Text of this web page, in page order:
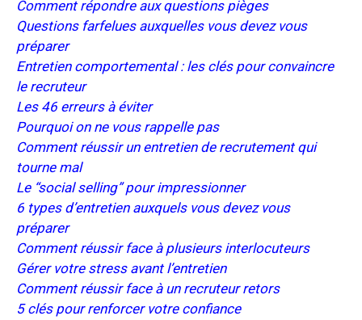
Comment répondre aux questions pièges
Questions farfelues auxquelles vous devez vous
préparer
Entretien comportemental : les clés pour convaincre
le recruteur
Les 46 erreurs à éviter
Pourquoi on ne vous rappelle pas
Comment réussir un entretien de recrutement qui
tourne mal
Le “social selling” pour impressionner
6 types d’entretien auxquels vous devez vous
préparer
Comment réussir face à plusieurs interlocuteurs
Gérer votre stress avant l’entretien
Comment réussir face à un recruteur retors
5 clés pour renforcer votre confiance